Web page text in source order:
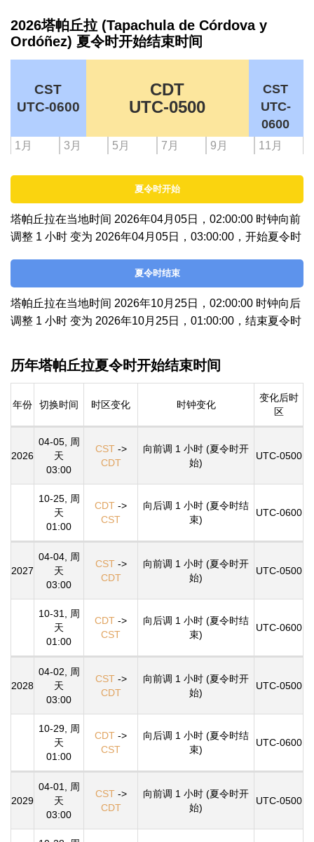
2026塔帕丘拉 (Tapachula de Córdova y
Ordóñez) 夏令时开始结束时间
CST
UTC-0600
CDT
UTC-0500
CST
UTC-
0600
1月 3月 5月 7月 9月 11月
夏令时开始
塔帕丘拉在当地时间 2026年04月05日，02:00:00 时钟向前
调整 1 小时 变为 2026年04月05日，03:00:00，开始夏令时
夏令时结束
塔帕丘拉在当地时间 2026年10月25日，02:00:00 时钟向后
调整 1 小时 变为 2026年10月25日，01:00:00，结束夏令时
历年塔帕丘拉夏令时开始结束时间
年份 切换时间 时区变化 时钟变化
变化后时
区
2026
04-05, 周
天
03:00
CST ->
CDT
向前调 1 小时 (夏令时开
始)
UTC-0500
10-25, 周
天
01:00
CDT ->
CST
向后调 1 小时 (夏令时结
束)
UTC-0600
2027
04-04, 周
天
03:00
CST ->
CDT
向前调 1 小时 (夏令时开
始)
UTC-0500
10-31, 周
天
01:00
CDT ->
CST
向后调 1 小时 (夏令时结
束)
UTC-0600
2028
04-02, 周
天
03:00
CST ->
CDT
向前调 1 小时 (夏令时开
始)
UTC-0500
10-29, 周
天
01:00
CDT ->
CST
向后调 1 小时 (夏令时结
束)
UTC-0600
2029
04-01, 周
天
03:00
CST ->
CDT
向前调 1 小时 (夏令时开
始)
UTC-0500